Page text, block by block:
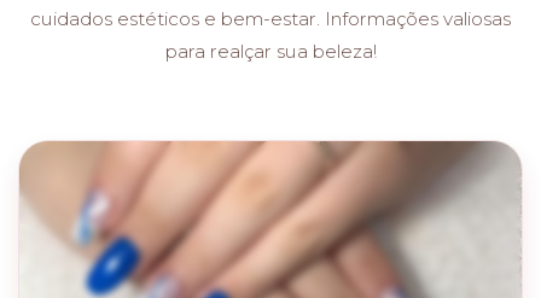
cuidados estéticos e bem-estar. Informações valiosas
para realçar sua beleza!